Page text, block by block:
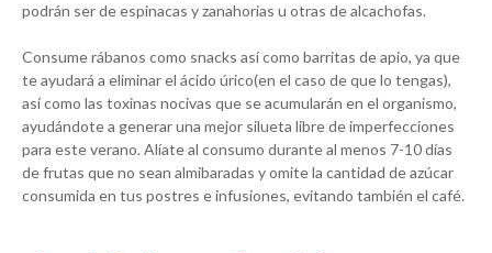
podrán ser de espinacas y zanahorias u otras de alcachofas.
Consume rábanos como snacks así como barritas de apio, ya que
te ayudará a eliminar el ácido úrico(en el caso de que lo tengas),
así como las toxinas nocivas que se acumularán en el organismo,
ayudándote a generar una mejor silueta libre de imperfecciones
para este verano. Alíate al consumo durante al menos 7-10 días
de frutas que no sean almibaradas y omite la cantidad de azúcar
consumida en tus postres e infusiones, evitando también el café.